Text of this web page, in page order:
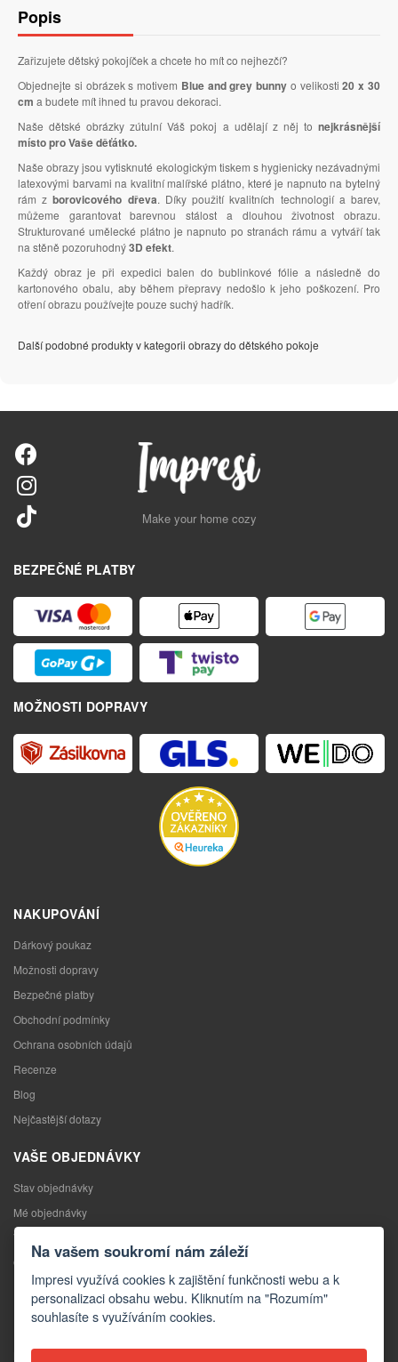
Popis
Zařizujete dětský pokojíček a chcete ho mít co nejhezčí?
Objednejte si obrázek s motivem Blue and grey bunny o velikosti20 x 30
cm a budete mít ihned tu pravou dekoraci.
Naše dětské obrázky zútulní Váš pokoj a udělají z něj to nejkrásnější
místo pro Vaše děťátko.
Naše obrazy jsou vytisknuté ekologickým tiskem s hygienicky nezávadnými
latexovými barvami na kvalitní malířské plátno, které je napnuto na bytelný
rám zborovicového dřeva. Díky použití kvalitních technologií a barev,
můžeme garantovat barevnou stálost a dlouhou životnost obrazu.
Strukturované umělecké plátno je napnuto po stranách rámu a vytváří tak
na stěně pozoruhodný3D efekt.
Každý obraz je při expedici balen do bublinkové fólie a následně do
kartonového obalu, aby během přepravy nedošlo k jeho poškození. Pro
otření obrazu používejte pouze suchý hadřík.
Další podobné produkty v kategorii obrazy do dětského pokoje
Make your home cozy
BEZPEČNÉ PLATBY
MOŽNOSTI DOPRAVY
NAKUPOVÁNÍ
Dárkový poukaz
Možnosti dopravy
Bezpečné platby
Obchodní podmínky
Ochrana osobních údajů
Recenze
Blog
Nejčastější dotazy
VAŠE OBJEDNÁVKY
Stav objednávky
Mé objednávky
Výměna zboží
Odstoupení od kupní smlouvy
Reklamace
KONTAKTY
Kontakty
Na vašem soukromí nám záleží
Impresi využívá cookies k zajištění funkčnosti webu a k
personalizaci obsahu webu. Kliknutím na "Rozumím"
souhlasíte s využíváním cookies.